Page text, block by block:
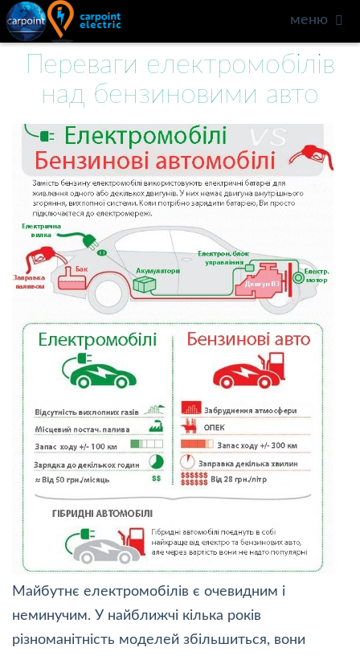
меню
Переваги електромобілів
над бензиновими авто
Майбутнє електромобілів є очевидним і
неминучим. У найближчі кілька років
різноманітність моделей збільшиться, вони